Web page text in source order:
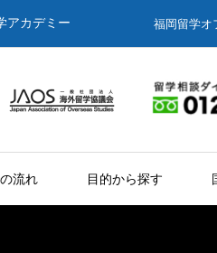
アカデミー 福岡留学オ
流れ 目的から探す